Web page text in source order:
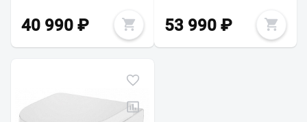
40 990 ₽ 53 990₽